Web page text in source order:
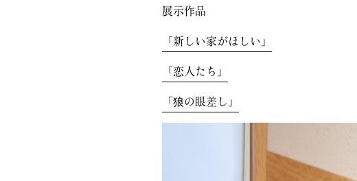
展示作品
「新しい家がほしい」
「恋人たち」
「狼の眼差し」